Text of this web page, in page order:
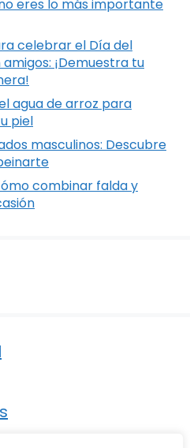
eres lo más importante
celebrar el Día del
¡Demuestra tu
agua de arroz para
piel
masculinos: Descubre
combinar falda y